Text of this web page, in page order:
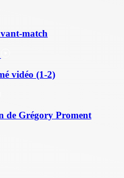
match
vidéo (1-2)
de Grégory Proment